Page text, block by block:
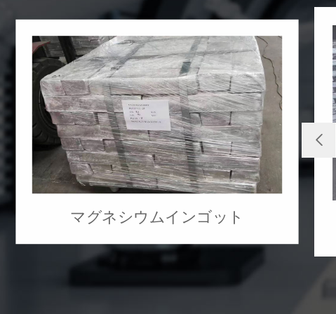
マグネシウムインゴット
